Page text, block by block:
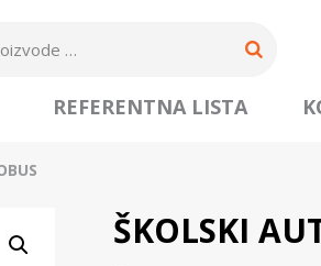
REFERENTNA LISTA
ŠKOLSKI